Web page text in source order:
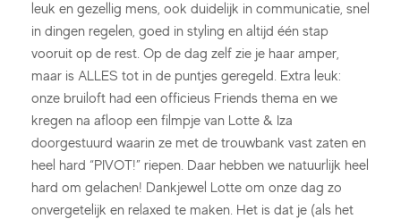
leuk en gezellig mens, ook duidelijk in communicatie, snel
in dingen regelen, goed in styling en altijd één stap
vooruit op de rest. Op de dag zelf zie je haar amper,
maar is ALLES tot in de puntjes geregeld. Extra leuk:
onze bruiloft had een officieus Friends thema en we
kregen na afloop een filmpje van Lotte & Iza
doorgestuurd waarin ze met de trouwbank vast zaten en
heel hard “PIVOT!” riepen. Daar hebben we natuurlijk heel
hard om gelachen! Dankjewel Lotte om onze dag zo
onvergetelijk en relaxed te maken. Het is dat je (als het